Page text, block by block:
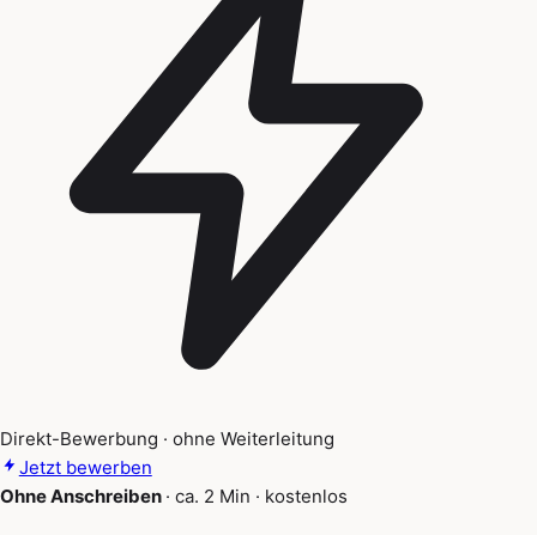
Direkt-Bewerbung · ohne Weiterleitung
Jetzt bewerben
Ohne Anschreiben · ca. 2 Min · kostenlos